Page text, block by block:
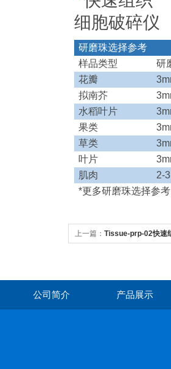
研磨珠选择参考
样品类型
研
花瓣
拟南芥
水稻叶片
果类
草类
叶片
肌肉
2-
*更多研磨珠选择参
上一篇： Tissue-prp-02快速
公司简介 产品展示